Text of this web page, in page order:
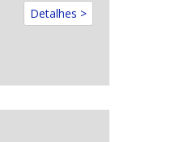
Detalhes >